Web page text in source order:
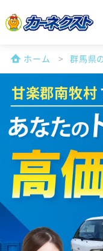
ホーム 群馬県
甘楽郡南牧村